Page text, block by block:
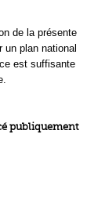
de la présente
plan national
est suffisante
publiquement